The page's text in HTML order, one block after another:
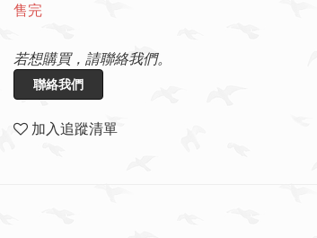
售完
若想購買，請聯絡我們。
聯絡我們
加入追蹤清單